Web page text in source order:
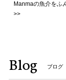
Manmaの魚介をふ
>>
Blog ブログ